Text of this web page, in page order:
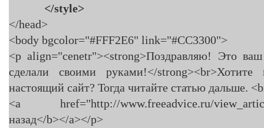
</style>
</head>
<body bgcolor="#FFF2E6" link="#CC3300">
<p align="cenetr"><strong>Поздравляю! Это
сделали своими руками!</
настоящий сайт? Тогда читайте статью дальше.
<a href="http://www.freeadvice.ru/
назад</b></a></p>